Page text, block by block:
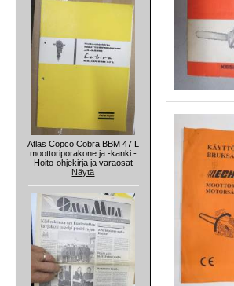
Atlas Copco Cobra BBM 47 L
moottoriporakone ja -kanki -
Hoito-ohjekirja ja varaosat
Näytä